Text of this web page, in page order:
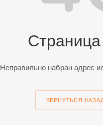
Неправильно набран адрес
ВЕРНУТЬСЯ